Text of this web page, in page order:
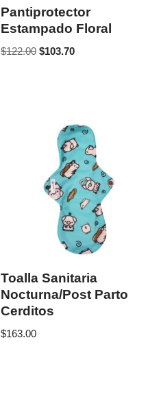
Pantiprotector
Estampado Floral
$122.00 $103.70
Toalla Sanitaria
Nocturna/Post Parto
Cerditos
$163.00